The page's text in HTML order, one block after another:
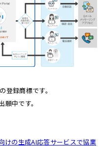
録商標です。
中です。
けの生成AI応答サービスで協業